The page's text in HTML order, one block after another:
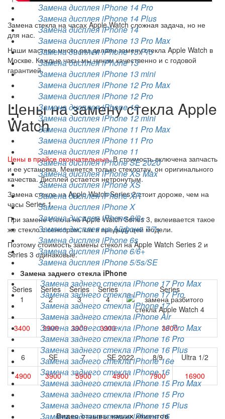
Замена дисплея iPhone 14 Pro
Замена дисплея iPhone 14 Plus
Замена дисплея iPhone 14
Замена дисплея iPhone 13 Pro Max
Замена дисплея iPhone 13 Pro
Замена дисплея iPhone 13
Замена дисплея iPhone 13 mini
Замена дисплея iPhone 12 Pro Max
Замена дисплея iPhone 12 Pro
Замена дисплея iPhone 12
Замена дисплея iPhone 12 mini
Замена дисплея iPhone 11 Pro Max
Замена дисплея iPhone 11 Pro
Замена дисплея iPhone 11
Замена дисплея iPhone SE 2020
Замена дисплея iPhone XS Max
Замена дисплея iPhone XS
Замена дисплея iPhone XR
Замена дисплея iPhone X
Замена дисплея iPhone 8/8+
Замена дисплея на Айфоне 7/7+
Замена дисплея iPhone 6s
Замена дисплея iPhone 6/6+
Замена дисплея iPhone 5/5s/SE
Замена заднего стекла iPhone
Замена заднего стекла iPhone 17 Pro Max
Замена заднего стекла iPhone 17 Pro
Замена заднего стекла iPhone 17
Замена заднего стекла iPhone Air
Замена заднего стекла iPhone 16 Pro Max
Замена заднего стекла iPhone 16 Pro
Замена заднего стекла iPhone 16 Plus
Замена заднего стекла iPhone 16e
Замена заднего стекла iPhone 16
Замена заднего стекла iPhone 15 Pro Max
Замена заднего стекла iPhone 15 Pro
Замена заднего стекла iPhone 15 Plus
Замена заднего стекла iPhone 15
Замена стекла на часах Apple Watch сложная задача, но не
для нас.
Наши мастера много раз делали замену стекла Apple Watch в
Москве. Каждые часы мы чиним качественно и с годовой
гарантией.
Цены на замену стекла Apple
Watch
Цены в прайсе окончательные.В стоимость включена запчасть
и ее установка. Меняется только стеклотач, он оригинального
качества. Дисплей остается нетронутым.
Замена стекла на Apple Watch Series 2 стоит дороже, чем на
часы Series 1.
При замене стекла на Apple Watch Series 3, вклеивается такое
же стекло с сенсором, как в предыдущей модели.
Поэтому стоимость замены стекол на Apple Watch Series 2 и
Series 3 одинаковые.
Series
1
Series
2
Series
3
Series
4
Series
3400 3900 3900 3900 3900
6 SE 7 SE 2022 8/9
Ultra 1/2
4900
3900 5900 4900 7900 16900
Видео отзывы наших клиентов